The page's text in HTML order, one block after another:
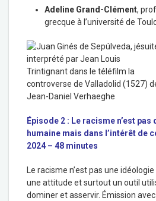
Adeline Grand-Clément,
grecque à l’université de
Épisode 2 : Le racisme n’est pas
humaine mais dans l’intérêt de
2024 – 48 minutes
Le racisme n’est pas une
une attitude et surtout un outil
dominer et asservir. Émission avec